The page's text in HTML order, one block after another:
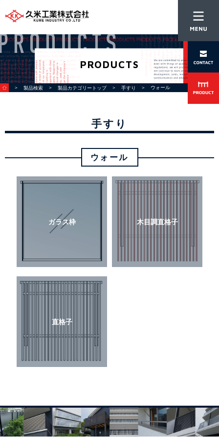
PRODUCTS
＞ 製品検索 ＞ 製品カテゴリートップ＞ 手すり ＞ ウォール
手すり
ウォール
ガラス枠 木目調直格子
直格子